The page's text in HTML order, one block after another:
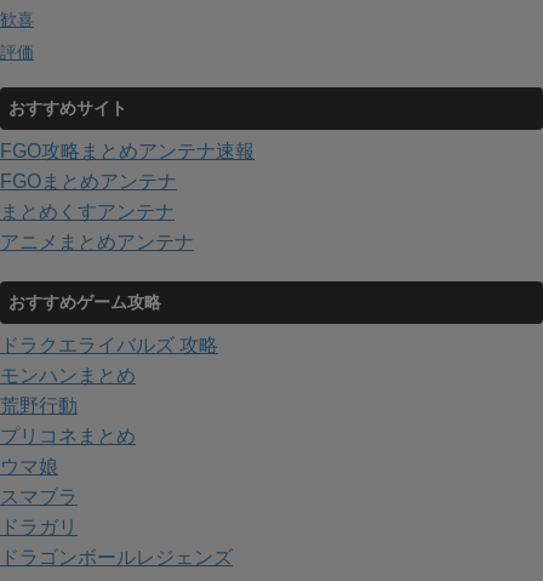
歓喜
評価
おすすめサイト
FGO攻略まとめアンテナ速報
FGOまとめアンテナ
まとめくすアンテナ
アニメまとめアンテナ
おすすめゲーム攻略
ドラクエライバルズ 攻略
モンハンまとめ
荒野行動
プリコネまとめ
ウマ娘
スマブラ
ドラガリ
ドラゴンボールレジェンズ